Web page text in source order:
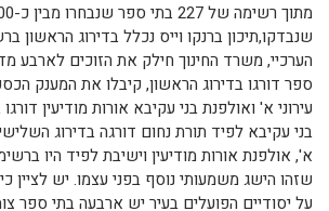
שנבדקו,תיכון ברנקו וייס נכלל בדירוג הראשון
ספר דורגו בדירוג הראשון, קיבלו את המענק
עירוני א' ואולפנת בני עקיבא אורות מודיעין
בני עקיבא לפיד תורת נחום דורגה בדירוג
א', אולפנת אורות מודיעין וישיבת לפיד היו
על יסודיים הפועלים בעיר יש ארבעה בתי ספר